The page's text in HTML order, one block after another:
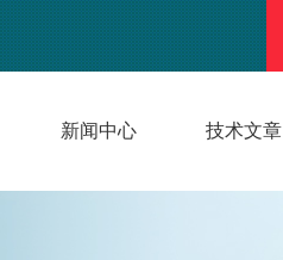
新闻中心 技术文章